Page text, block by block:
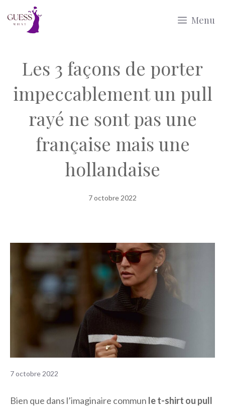
Menu
Les 3 façons de porter
impeccablement un pull
rayé ne sont pas une
française mais une
hollandaise
7 octobre 2022
7 octobre 2022
Bien que dans l’imaginaire commun le t-shirt ou pull